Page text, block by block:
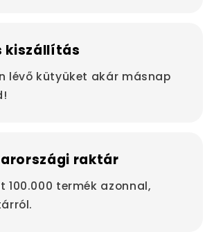
kiszállítás
lévő kütyüket akár másnap
raktár
100.000 termék azonnal,